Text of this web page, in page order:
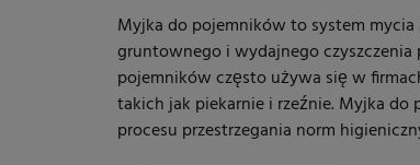
Myjka do pojemników to system mycia
gruntownego i wydajnego czyszczenia
pojemników często używa się w
takich jak piekarnie i rzeźnie. Myjka
procesu przestrzegania norm